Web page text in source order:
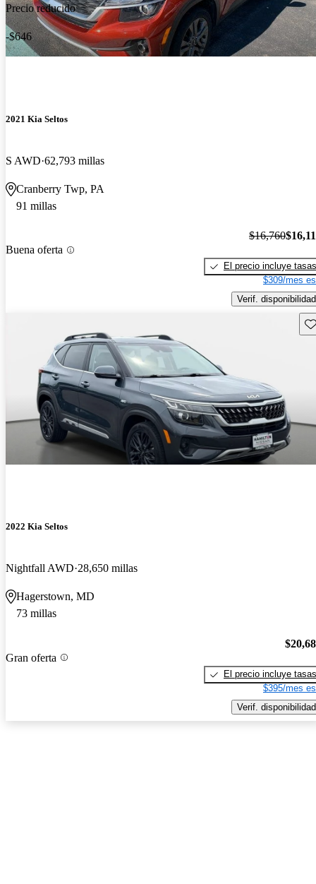
Precio reducido
-$646
2021 Kia Seltos
S AWD 62,793 millas
Cranberry Twp, PA
91 millas
Buena oferta
$16,760
El precio incluye tasas
$309/mes
Verif. disponibilidad
2022 Kia Seltos
Nightfall AWD 28,650 millas
Hagerstown, MD
73 millas
Gran oferta
El precio incluye tasas
$395/mes
Verif. disponibilidad